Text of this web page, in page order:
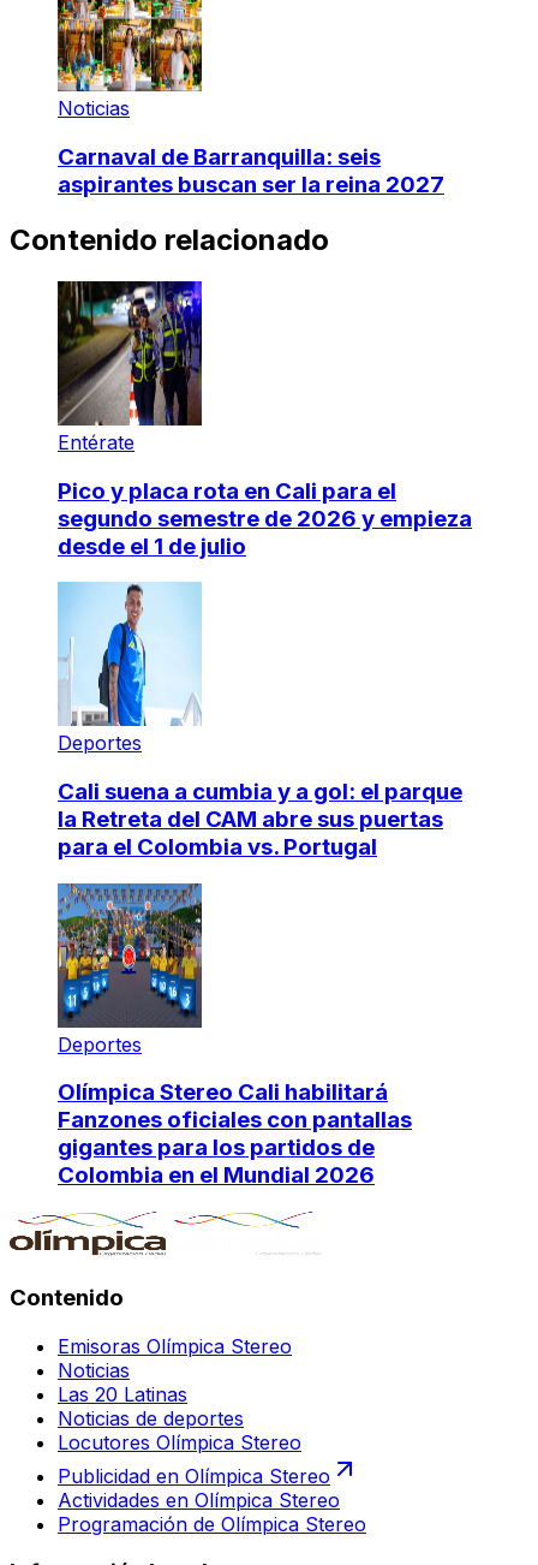
Noticias
Carnaval de Barranquilla: seis
aspirantes buscan ser la reina 2027
Contenido relacionado
Entérate
Pico y placa rota en Cali para el
segundo semestre de 2026 y empieza
desde el 1 de julio
Deportes
Cali suena a cumbia y a gol: el parque
la Retreta del CAM abre sus puertas
para el Colombia vs. Portugal
Deportes
Olímpica Stereo Cali habilitará
Fanzones oficiales con pantallas
gigantes para los partidos de
Colombia en el Mundial 2026
Contenido
Emisoras Olímpica Stereo
Noticias
Las 20 Latinas
Noticias de deportes
Locutores Olímpica Stereo
Publicidad en Olímpica Stereo
Actividades en Olímpica Stereo
Programación de Olímpica Stereo